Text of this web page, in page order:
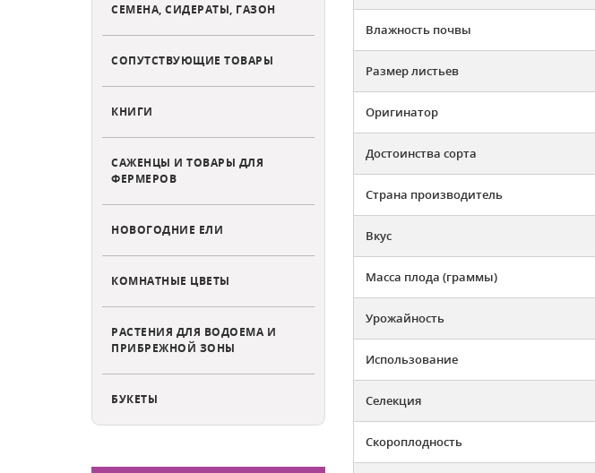
СЕМЕНА, СИДЕРАТЫ, ГАЗОН
СОПУТСТВУЮЩИЕ ТОВАРЫ
КНИГИ
САЖЕНЦЫ И ТОВАРЫ ДЛЯ
ФЕРМЕРОВ
НОВОГОДНИЕ ЕЛИ
КОМНАТНЫЕ ЦВЕТЫ
РАСТЕНИЯ ДЛЯ ВОДОЕМА И
ПРИБРЕЖНОЙ ЗОНЫ
БУКЕТЫ
Влажность почвы
Размер листьев
Оригинатор
Достоинства сорта
Страна производитель
Вкус
Масса плода (граммы)
Урожайность
Использование
Селекция
Скороплодность